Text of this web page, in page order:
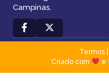
Campinas.
Termos|
Criado com
e